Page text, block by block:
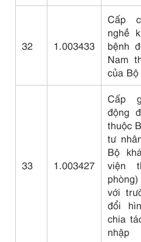
32 1.003433
Cấp
nghề
bệnh
Nam
của
33 1.003427
Cấp
động
thuộc
tư
Bộ
viện
với
đổi
chia
nhập